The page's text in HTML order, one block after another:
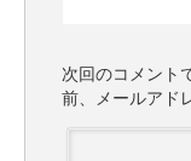
次回のコメント
前、メールアド